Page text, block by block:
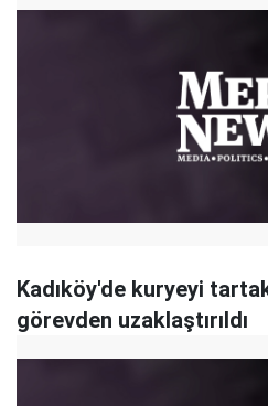
Kadıköy'de kuryeyi
görevden uzaklaştırıldı